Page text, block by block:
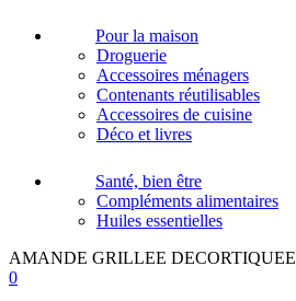
Pour la maison
Droguerie
Accessoires ménagers
Contenants réutilisables
Accessoires de cuisine
Déco et livres
Santé, bien être
Compléments alimentaires
Huiles essentielles
AMANDE GRILLEE DECORTIQUEE
0